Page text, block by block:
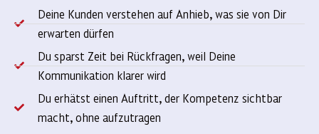
Deine Kunden verstehen auf Anhieb, was sie von Dir
erwarten dürfen
Du sparst Zeit bei Rückfragen, weil Deine
Kommunikation klarer wird
Du erhätst einen Auftritt, der Kompetenz sichtbar
macht, ohne aufzutragen